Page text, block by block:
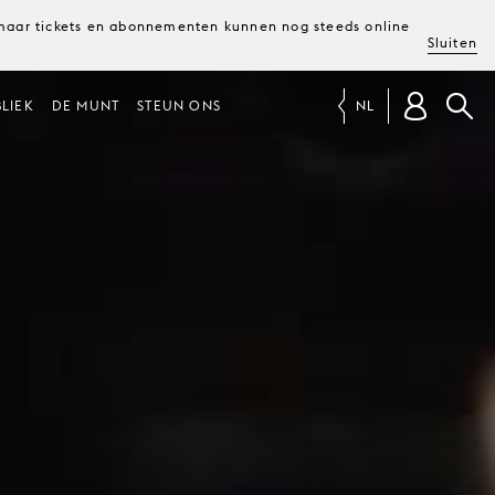
tickets en abonnementen kunnen nog steeds online
Sluiten
DE MUNT STEUN ONS NL